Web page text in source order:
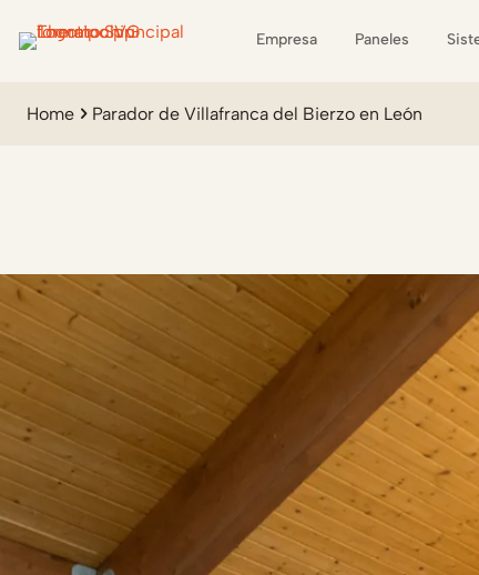
Empresa Paneles
Home Parador de Villafranca del Bierzo en León